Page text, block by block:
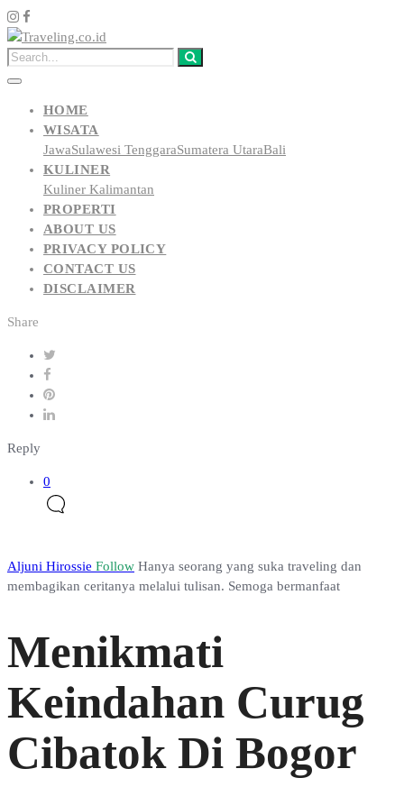
HOME
WISATA
JawaSulawesi TenggaraSumatera UtaraBali
KULINER
Kuliner Kalimantan
PROPERTI
ABOUT US
PRIVACY POLICY
CONTACT US
DISCLAIMER
Share
Reply
0
Aljuni Hirossie Follow Hanya seorang yang suka traveling dan
membagikan ceritanya melalui tulisan. Semoga bermanfaat
Menikmati
Keindahan Curug
Cibatok Di Bogor